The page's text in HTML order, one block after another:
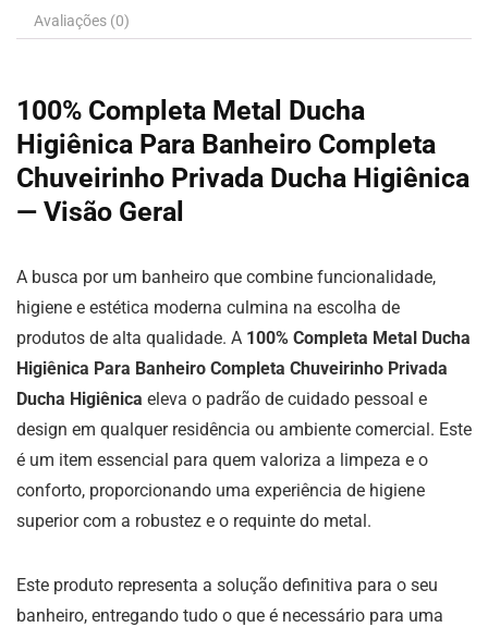
Avaliações (0)
100% Completa Metal Ducha
Higiênica Para Banheiro Completa
Chuveirinho Privada Ducha Higiênica
— Visão Geral
A busca por um banheiro que combine funcionalidade,
higiene e estética moderna culmina na escolha de
produtos de alta qualidade. A 100% Completa Metal Ducha
Higiênica Para Banheiro Completa Chuveirinho Privada
Ducha Higiênica eleva o padrão de cuidado pessoal e
design em qualquer residência ou ambiente comercial. Este
é um item essencial para quem valoriza a limpeza e o
conforto, proporcionando uma experiência de higiene
superior com a robustez e o requinte do metal.
Este produto representa a solução definitiva para o seu
banheiro, entregando tudo o que é necessário para uma